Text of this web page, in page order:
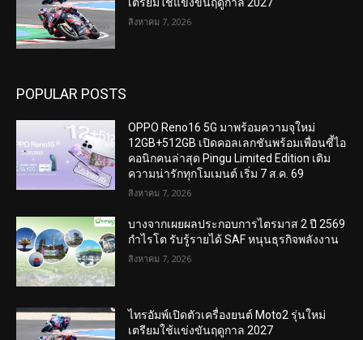
สิงหาคม 7, 2026
POPULAR POSTS
OPPO Reno16 5G มาพร้อมความจุใหม่
12GB+512GB เปิดคอลเลกชันพร้อมเพื่อนซี้ไอ
คอนิกคนล่าสุด Pingu Limited Edition เติม
ความน่ารักทุกโมเมนต์ เริ่ม 7 ส.ค. 69
สิงหาคม 7, 2026
บางจากเผยผลประกอบการไตรมาส 2 ปี 2569
กำไรโต รับรู้รายได้ SAF หนุนธุรกิจพลังงาน
สิงหาคม 7, 2026
ไทรอัมพ์เปิดตัวเครื่องยนต์ Moto2 รุ่นใหม่
เตรียมใช้แข่งขันฤดูกาล 2027